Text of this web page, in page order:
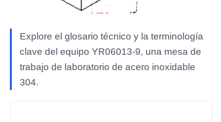
Explore el glosario técnico y la terminología
clave del equipo YR06013-9, una mesa de
trabajo de laboratorio de acero inoxidable
304.